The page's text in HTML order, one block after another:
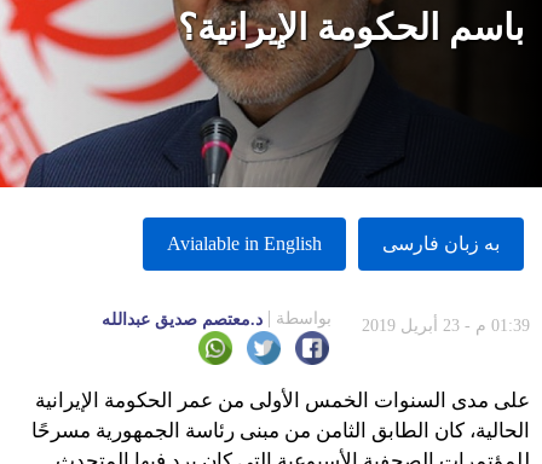
باسم الحكومة الإيرانية؟
به زبان فارسى Avialable in English
01:39 م - 23 أبريل 2019 بواسطة د.معتصم صديق عبدالله
على مدى السنوات الخمس الأولى من عمر الحكومة الإيرانية
الحالية، كان الطابق الثامن من مبنى رئاسة الجمهورية مسرحًا